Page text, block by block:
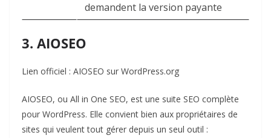
demandent la version payante
3. AIOSEO
Lien officiel : AIOSEO sur WordPress.org
AIOSEO, ou All in One SEO, est une suite SEO complète
pour WordPress. Elle convient bien aux propriétaires de
sites qui veulent tout gérer depuis un seul outil :